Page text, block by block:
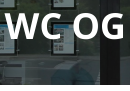
WC OG